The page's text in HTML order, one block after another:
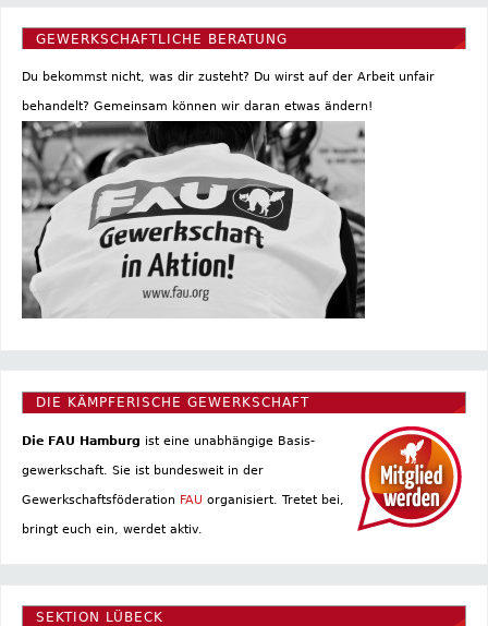
GEWERKSCHAFTLICHE BERATUNG
Du bekommst nicht, was dir zusteht? Du wirst auf der Arbeit unfair
behandelt? Gemeinsam können wir daran etwas ändern!
DIE KÄMPFERISCHE GEWERKSCHAFT
Die FAU Hamburg ist eine un­abhängige Basis­
gewerkschaft. Sie ist bundesweit in der
Gewerkschaftsföderation FAU organisiert. Tretet bei,
bringt euch ein, werdet aktiv.
SEKTION LÜBECK